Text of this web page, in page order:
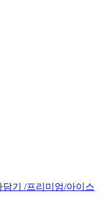
담기 /프리미엄/아이스